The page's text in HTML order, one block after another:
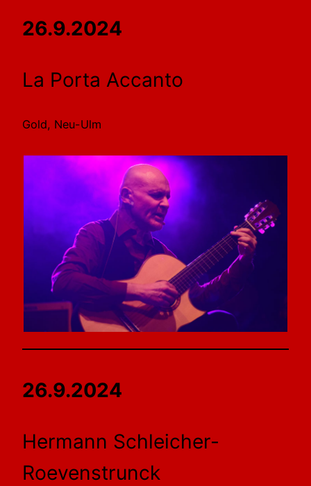
26.9.2024
La Porta Accanto
Gold, Neu-Ulm
26.9.2024
Hermann Schleicher-
Roevenstrunck